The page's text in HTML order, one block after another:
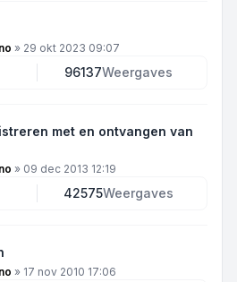
» 29 okt 2023 09:07
96137Weergaves
met en ontvangen van
» 09 dec 2013 12:19
42575Weergaves
» 17 nov 2010 17:06